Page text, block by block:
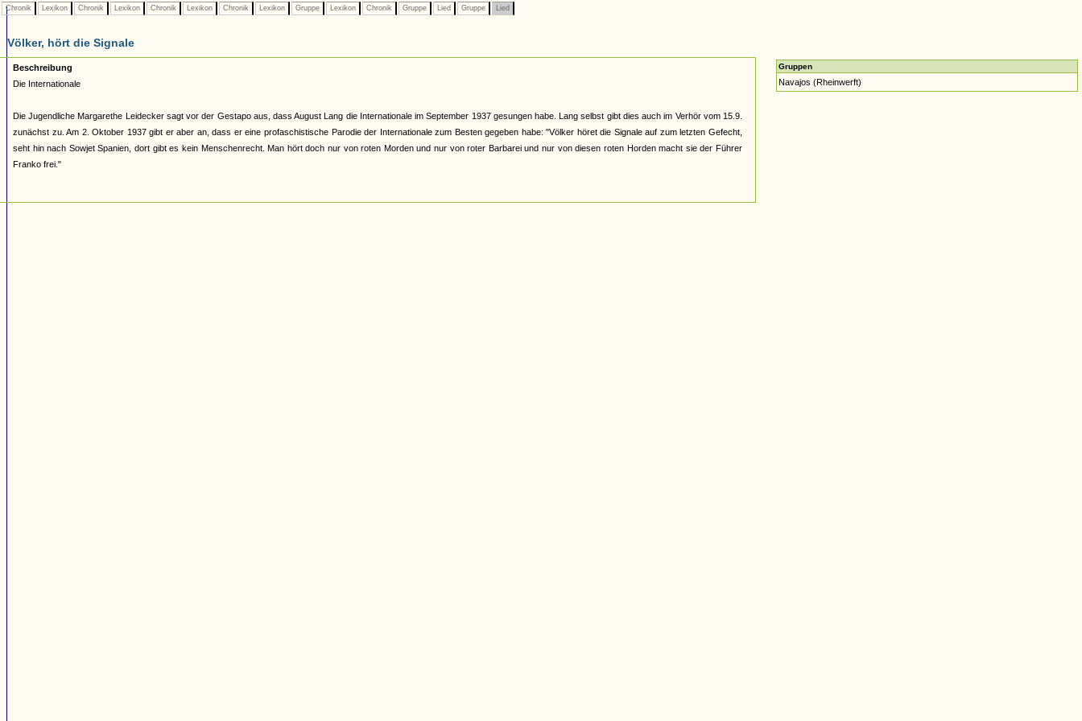
Chronik Lexikon Chronik Lexikon Chronik Lexikon Chronik Lexikon Gruppe Lexikon Chronik Gruppe Lied Gruppe Lied
Völker, hört die Signale
Beschreibung
Die Internationale
Die Jugendliche Margarethe Leidecker sagt vor der Gestapo aus, dass August Lang die Internationale im September 1937 gesungen habe. Lang selbst gibt dies auch im Verhör vom 15.9.
zunächst zu. Am 2. Oktober 1937 gibt er aber an, dass er eine profaschistische Parodie der Internationale zum Besten gegeben habe: "Völker höret die Signale auf zum letzten Gefecht,
seht hin nach Sowjet Spanien, dort gibt es kein Menschenrecht. Man hört doch nur von roten Morden und nur von roter Barbarei und nur von diesen roten Horden macht sie der Führer
Franko frei."
Gruppen
Navajos (Rheinwerft)